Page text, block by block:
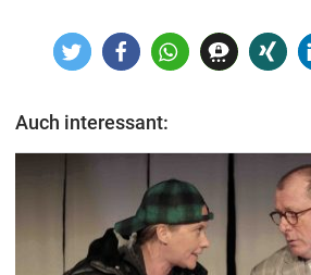
Auch interessant: